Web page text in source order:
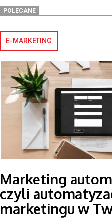
POLECANE
E-MARKETING
Marketing
czyli
marketingu w